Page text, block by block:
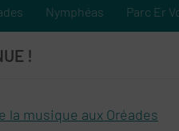
Nymphéas Parc Er
!
la musique aux Oréades